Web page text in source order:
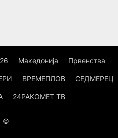
Македонија Првенства
ВРЕМЕПЛОВ СЕДМЕРЕЦ
24РАКОМЕТ ТВ
©